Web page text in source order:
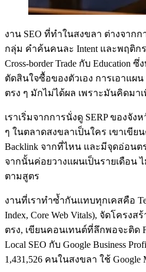
งาน SEO ที่ทำในสงขลา ต่างจาก
กลุ่ม คำค้นคนละ Intent และพฤติก
Cross-border Trade กับ Education
ตัดสินใจซื้อของตัวเอง การเอาแผน
ตรง ๆ มักไม่ได้ผล เพราะมันคิดมา
เราเริ่มจากการนั่งดู SERP ของจั
ๆ ในตลาดสงขลาเป็นใคร เขาเขี
Backlink จากที่ไหน และมีจุดอ่อน
จากนั้นค่อยวางแผนเป็นรายเดือน
ตามสูตร
งานที่เราทำซ้ำกันแทบทุกเคสคือ
Index, Core Web Vitals), จัดโครงส
ตรง, เขียนคอนเทนต์ที่ลึกพอจะติด
Local SEO กับ Google Business
1,431,526 คนในสงขลา ใช้